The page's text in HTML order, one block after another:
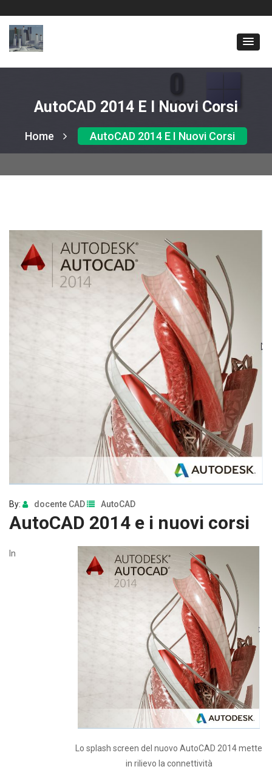
AutoCAD 2014 E I Nuovi Corsi
Home AutoCAD 2014 E I Nuovi Corsi
By: docente CAD AutoCAD
AutoCAD 2014 e i nuovi corsi
Lo splash screen del nuovo AutoCAD 2014 mette
in rilievo la connettività
In